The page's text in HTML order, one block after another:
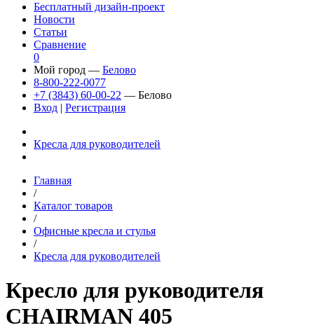
Бесплатный дизайн-проект
Новости
Статьи
Сравнение
0
Мой город — Белово
8-800-222-0077
+7 (3843) 60-00-22 — Белово
Вход | Регистрация
Кресла для руководителей
Главная
/
Каталог товаров
/
Офисные кресла и стулья
/
Кресла для руководителей
Кресло для руководителя
CHAIRMAN 405